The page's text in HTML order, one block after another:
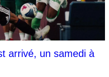
arrivé, un samedi à